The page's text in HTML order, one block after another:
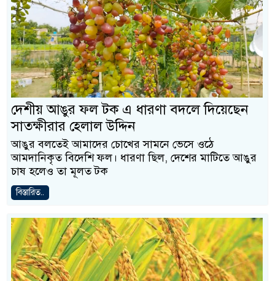
দেশীয় আঙুর ফল টক এ ধারণা বদলে দিয়েছেন
সাতক্ষীরার হেলাল উদ্দিন
আঙুর বলতেই আমাদের চোখের সামনে ভেসে ওঠে
আমদানিকৃত বিদেশি ফল। ধারণা ছিল, দেশের মাটিতে আঙুর
চাষ হলেও তা মূলত টক
বিস্তারিত..